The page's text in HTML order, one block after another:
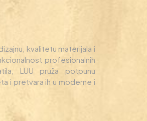
kvalitetu materijala i
profesionalnih
LUU pruža potpunu
i pretvara ih u moderne i